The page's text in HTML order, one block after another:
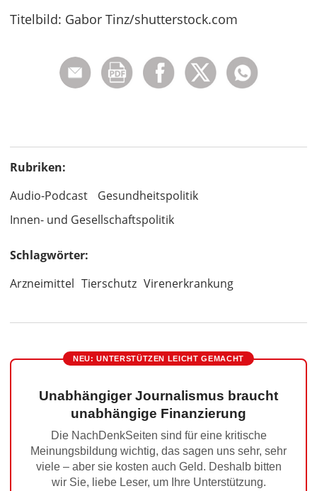
Titelbild: Gabor Tinz/shutterstock.com
Rubriken:
Audio-Podcast
Gesundheitspolitik
Innen- und Gesellschaftspolitik
Schlagwörter:
Arzneimittel Tierschutz Virenerkrankung
NEU: UNTERSTÜTZEN LEICHT GEMACHT
Unabhängiger Journalismus braucht
unabhängige Finanzierung
Die NachDenkSeiten sind für eine kritische
Meinungsbildung wichtig, das sagen uns sehr, sehr
viele – aber sie kosten auch Geld. Deshalb bitten
wir Sie, liebe Leser, um Ihre Unterstützung.